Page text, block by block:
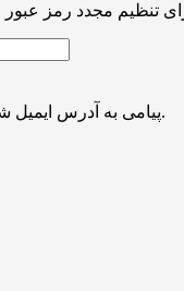
پیامی به آدرس ایمیل شما ارسال می شود.